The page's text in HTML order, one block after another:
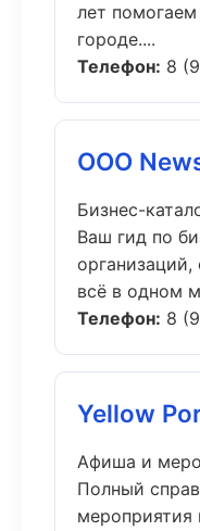
лет
городе....
Телефон: 8
ООО
Бизнес-
Ваш гид по
всё в одном
Телефон: 8
Yellow
Афиша и
Полный
мероприятия